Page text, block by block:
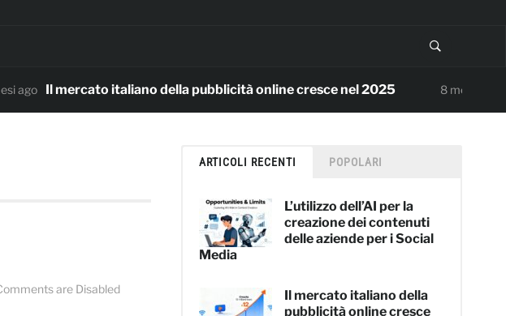
Il mercato italiano della pubblicità online cresce nel 2025 8 mesi ago
are Disabled
ARTICOLI RECENTI POPOLARI
L’utilizzo dell’AI per la
creazione dei contenuti
delle aziende per i Social
Media
Il mercato italiano della
pubblicità online cresce